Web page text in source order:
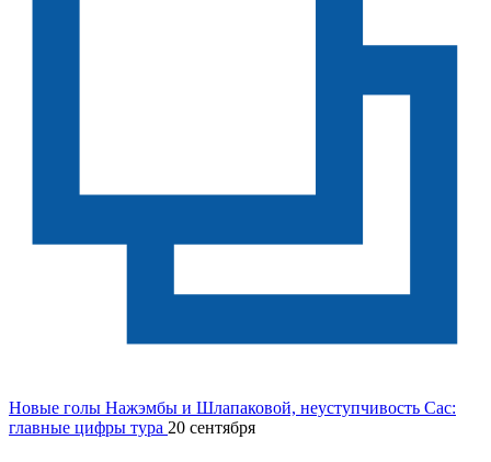
Новые голы Нажэмбы и Шлапаковой, неуступчивость Сас:
главные цифры тура 20 сентября